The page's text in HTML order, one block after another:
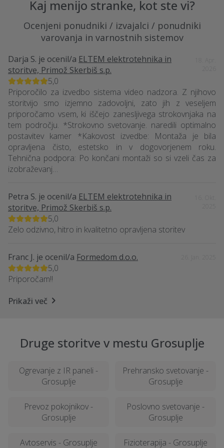
Kaj menijo stranke, kot ste vi?
Ocenjeni ponudniki / izvajalci / ponudniki
varovanja in varnostnih sistemov
Darja S. je ocenil/a ELTEM elektrotehnika in
storitve, Primož Skerbiš s.p.
5,0
Priporočilo za izvedbo sistema video nadzora. Z njihovo
storitvijo smo izjemno zadovoljni, zato jih z veseljem
priporočamo vsem, ki iščejo zanesljivega strokovnjaka na
tem področju. *Strokovno svetovanje. naredili optimalno
postavitev kamer *Kakovost izvedbe: Montaža je bila
opravljena čisto, estetsko in v dogovorjenem roku.
Tehnična podpora: Po končani montaži so si vzeli čas za
izobraževanj…
Petra S. je ocenil/a ELTEM elektrotehnika in
storitve, Primož Skerbiš s.p.
5,0
Zelo odzivno, hitro in kvalitetno opravljena storitev
Franc J. je ocenil/a Formedom d.o.o.
5,0
Priporočam!!
Prikaži več
Druge storitve v mestu Grosuplje
Ogrevanje z IR paneli -
Grosuplje
Prehransko svetovanje -
Grosuplje
Prevoz pokojnikov -
Grosuplje
Poslovno svetovanje -
Grosuplje
Avtoservis - Grosuplje Fizioterapija - Grosuplje